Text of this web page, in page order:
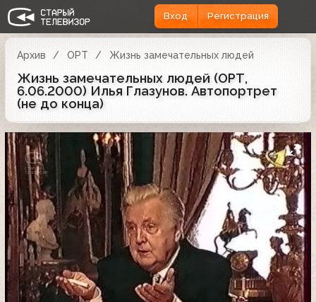
Вход Регистрация
Архив ОРТ Жизнь замечательных людей
Жизнь замечательных людей (ОРТ,
6.06.2000) Илья Глазунов. Автопортрет
(не до конца)